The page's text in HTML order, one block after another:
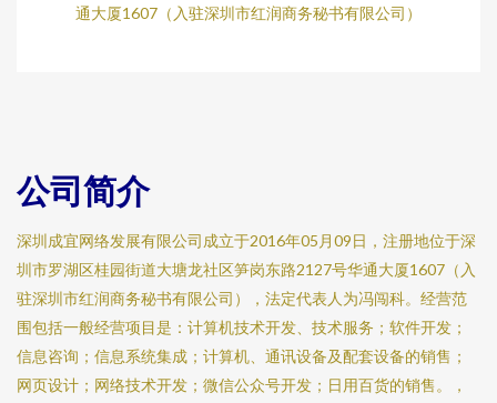
通大厦1607（入驻深圳市红润商务秘书有限公司）
公司简介
深圳成宜网络发展有限公司成立于2016年05月09日，注册地位于深
圳市罗湖区桂园街道大塘龙社区笋岗东路2127号华通大厦1607（入
驻深圳市红润商务秘书有限公司），法定代表人为冯闯科。经营范
围包括一般经营项目是：计算机技术开发、技术服务；软件开发；
信息咨询；信息系统集成；计算机、通讯设备及配套设备的销售；
网页设计；网络技术开发；微信公众号开发；日用百货的销售。，